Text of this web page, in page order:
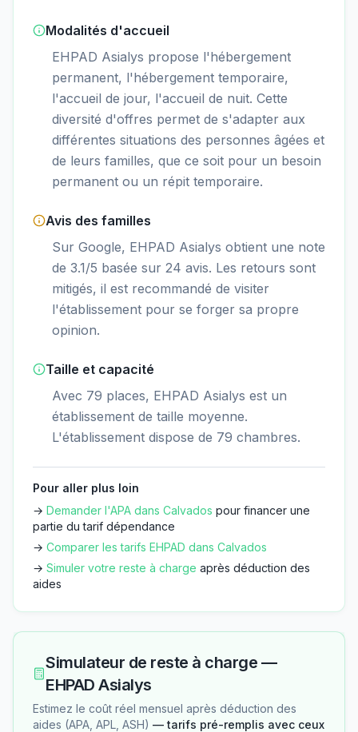
Modalités d'accueil
EHPAD Asialys propose l'hébergement
permanent, l'hébergement temporaire,
l'accueil de jour, l'accueil de nuit. Cette
diversité d'offres permet de s'adapter aux
différentes situations des personnes âgées et
de leurs familles, que ce soit pour un besoin
permanent ou un répit temporaire.
Avis des familles
Sur Google, EHPAD Asialys obtient une note
de 3.1/5 basée sur 24 avis. Les retours sont
mitigés, il est recommandé de visiter
l'établissement pour se forger sa propre
opinion.
Taille et capacité
Avec 79 places, EHPAD Asialys est un
établissement de taille moyenne.
L'établissement dispose de 79 chambres.
Pour aller plus loin
→ Demander l'APA dans Calvados pour financer une
partie du tarif dépendance
→ Comparer les tarifs EHPAD dans Calvados
→ Simuler votre reste à charge après déduction des
aides
Simulateur de reste à charge —
EHPAD Asialys
Estimez le coût réel mensuel après déduction des
aides (APA, APL, ASH) — tarifs pré-remplis avec ceux